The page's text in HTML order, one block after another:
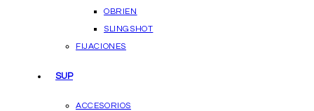
OBRIEN
SLINGSHOT
FIJACIONES
SUP
ACCESORIOS